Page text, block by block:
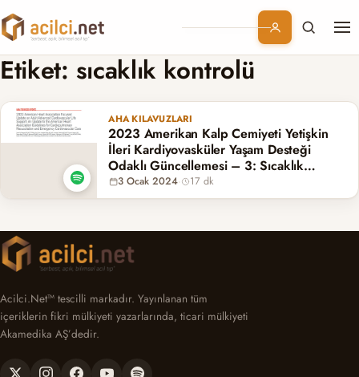
Branşlar
Konular
Kurumsal
Abonelik
Etiket: sıcaklık kontrolü
AHA KILAVUZLARI
2023 Amerikan Kalp Cemiyeti Yetişkin
İleri Kardiyovasküler Yaşam Desteği
Odaklı Güncellemesi – 3: Sıcaklık
Kontrolü, Nöbet ve Diğer Epileptiform
Aktiviteler
3 Ocak 2024· 17 dk
Acilci.Net™ tescilli markadır. Yayınlanan tüm
içeriklerin fikri mülkiyeti yazarlarında, ticari mülkiyeti
Akamedika AŞ’dedir.